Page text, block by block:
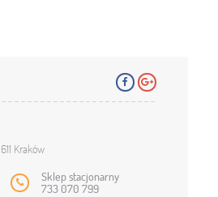
Kraków
Sklep stacjonarny
733 070 799